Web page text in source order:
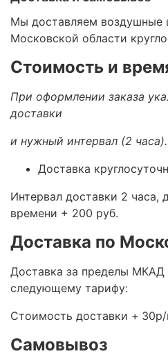
Мы доставляем
Московской области
Стоимость и
При оформлении заказа
доставки
и нужный интервал (2 часа).
Доставка
Интервал доставки 2 часа,
времени + 200 руб.
Доставка по
Доставка за пределы МКАД
следующему тарифу:
Стоимость доставки +
Самовывоз